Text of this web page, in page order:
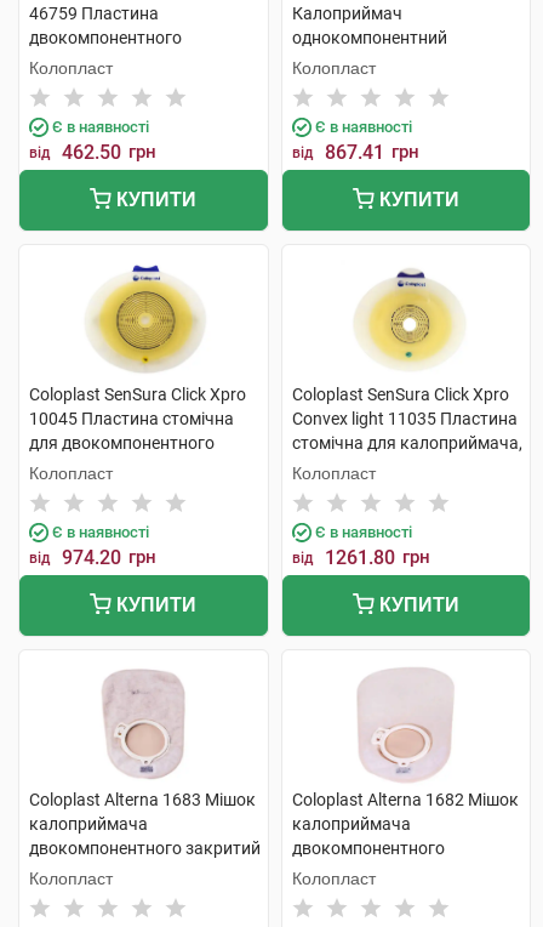
46759 Пластина
двокомпонентного
калоприймача фланець-50
мм 15x33 мм 4 шт
Колопласт
Є в наявності
від 462.50 грн
КУПИТИ
Калоприймач
однокомпонентний
відкритий 15-43 мм 10 шт
Колопласт
Є в наявності
від 867.41 грн
КУПИТИ
Coloplast SenSura Click Xpro
10045 Пластина стомічна
для двокомпонентного
калоприймача фланець 70
мм, отвір 15-53 мм 5 шт
Колопласт
Є в наявності
від 974.20 грн
КУПИТИ
Coloplast SenSura Click Xpro
Convex light 11035 Пластина
стомічна для калоприймача,
фланець 60 мм, отвір 15-43
мм 5 шт
Колопласт
Є в наявності
від 1261.80 грн
КУПИТИ
Coloplast Alterna 1683 Мішок
калоприймача
двокомпонентного закритий
непрозорий фланець-60 мм
30 шт
Колопласт
Coloplast Alterna 1682 Мішок
калоприймача
двокомпонентного
непрозорий закритий
фланець-50 мм 30 шт
Колопласт